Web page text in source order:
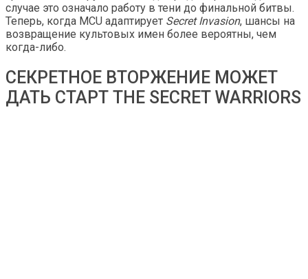
случае это означало работу в тени до финальной битвы.
Теперь, когда MCU адаптирует Secret Invasion, шансы на
возвращение культовых имен более вероятны, чем
когда-либо.
СЕКРЕТНОЕ ВТОРЖЕНИЕ МОЖЕТ
ДАТЬ СТАРТ THE SECRET WARRIORS